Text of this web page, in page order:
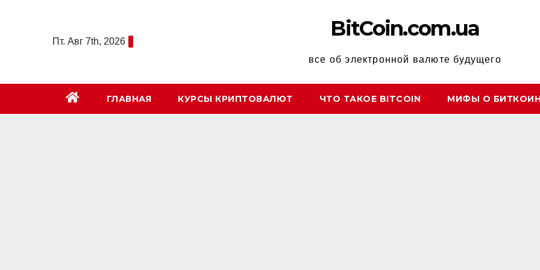
содержимомуПт. Авг 7th, 2026
BitCoin.com.ua
все об электронной валюте будущего
ГЛАВНАЯ КУРСЫ КРИПТОВАЛЮТ ЧТО ТАКОЕ BITCOIN МИФЫ О